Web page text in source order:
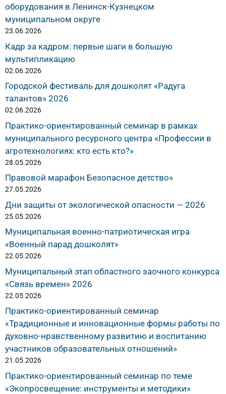
оборудования в Ленинск-Кузнецком
муниципальном округе
23.06.2026
Кадр за кадром: первые шаги в большую
мультипликацию
02.06.2026
Городской фестиваль для дошколят «Радуга
талантов» 2026
02.06.2026
Практико-ориентированный семинар в рамках
муниципального ресурсного центра «Профессии в
агротехнологиях: кто есть кто?»
28.05.2026
Правовой марафон Безопасное детство»
27.05.2026
Дни защиты от экологической опасности — 2026
25.05.2026
Муниципальная военно-патриотическая игра
«Военный парад дошколят»
22.05.2026
Муниципальный этап областного заочного конкурса
«Связь времен» 2026
22.05.2026
Практико-ориентированный семинар
«Традиционные и инновационные формы работы по
духовно-нравственному развитию и воспитанию
участников образовательных отношений»
21.05.2026
Практико-ориентированный семинар по теме
«Экопросвещение: инструменты и методики»